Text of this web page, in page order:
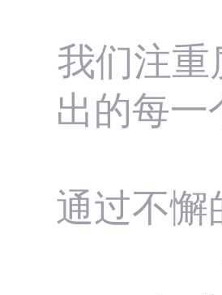
我们注重
出的每一
通过不懈